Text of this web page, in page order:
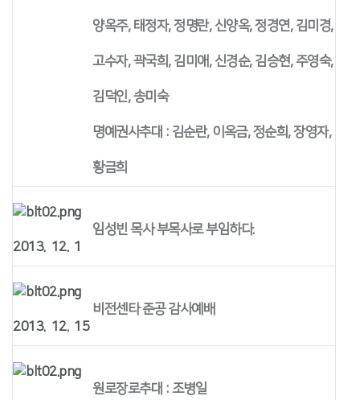
양옥주, 태정자, 정명란, 신양옥, 정경연, 김미경,
고수자, 곽국희, 김미애, 신경순, 김승현, 주영숙,
김덕인, 송미숙
명예권사추대 : 김순란, 이옥금, 정순희, 장영자,
황금희
2013. 12. 1
임성빈 목사 부목사로 부임하다.
2013. 12. 15
비전센타 준공 감사예배
원로장로추대 : 조병일